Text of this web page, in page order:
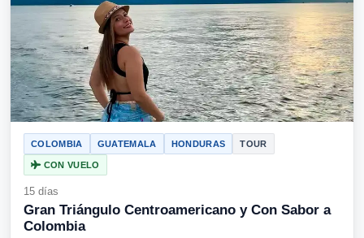
COLOMBIA GUATEMALA HONDURAS TOUR
CON VUELO
15 días
Gran Triángulo Centroamericano y Con Sabor a
Colombia